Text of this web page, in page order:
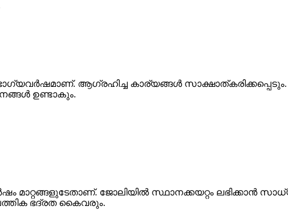
ഭാഗ്യവർഷമാണ്. ആഗ്രഹിച്ച കാര്യങ്ങൾ
ഉണ്ടാകും.
മാറ്റങ്ങളുടേതാണ്. ജോലിയിൽ സ്ഥാനക്കയറ്റം ലഭിക്കാൻ
ഭദ്രത കൈവരും.